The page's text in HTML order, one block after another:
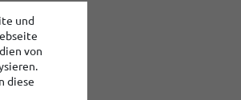
und
von
diese